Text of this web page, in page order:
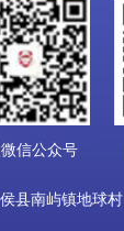
信公众号
县南屿镇地球村